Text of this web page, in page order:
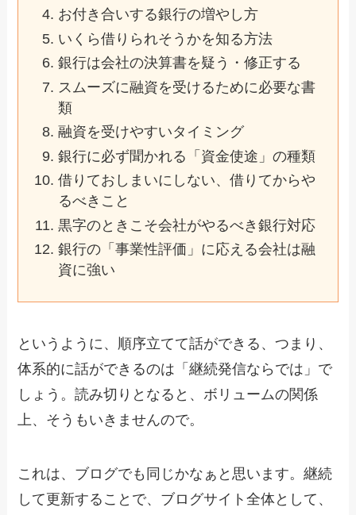
お付き合いする銀行の増やし方
いくら借りられそうかを知る方法
銀行は会社の決算書を疑う・修正する
スムーズに融資を受けるために必要な書
類
融資を受けやすいタイミング
銀行に必ず聞かれる「資金使途」の種類
借りておしまいにしない、借りてからや
るべきこと
黒字のときこそ会社がやるべき銀行対応
銀行の「事業性評価」に応える会社は融
資に強い
というように、順序立てて話ができる、つまり、
体系的に話ができるのは「継続発信ならでは」で
しょう。読み切りとなると、ボリュームの関係
上、そうもいきませんので。
これは、ブログでも同じかなぁと思います。継続
して更新することで、ブログサイト全体として、